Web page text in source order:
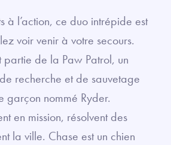
à l’action, ce duo intrépide est
voir venir à votre secours.
partie de la Paw Patrol, un
recherche et de sauvetage
garçon nommé Ryder.
en mission, résolvent des
la ville. Chase est un chien